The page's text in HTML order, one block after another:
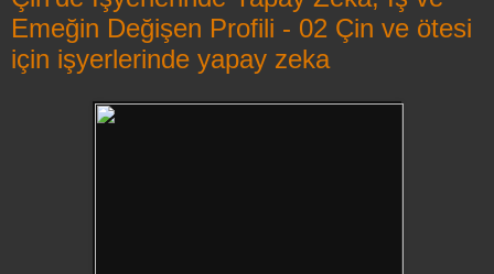
Emeğin Değişen Profili - 02 Çin ve ötesi
için işyerlerinde yapay zeka